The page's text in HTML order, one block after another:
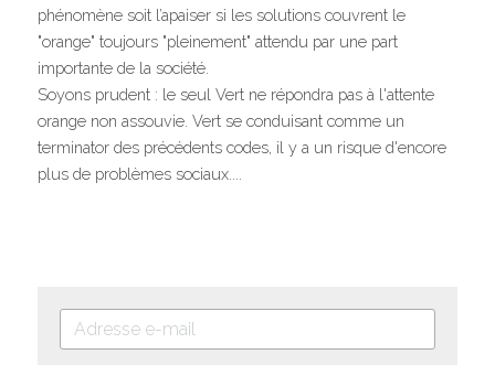
phénomène soit l’apaiser si les solutions couvrent le
"orange" toujours "pleinement" attendu par une part
importante de la société.
Soyons prudent : le seul Vert ne répondra pas à l'attente
orange non assouvie. Vert se conduisant comme un
terminator des précédents codes, il y a un risque d'encore
plus de problèmes sociaux....